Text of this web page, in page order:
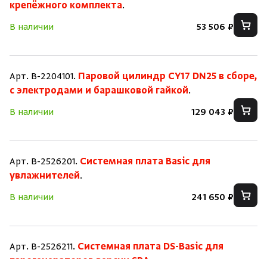
крепёжного комплекта.
В наличии
53 506 ₽
Арт. B-2204101. Паровой цилиндр CY17 DN25 в сборе,
с электродами и барашковой гайкой.
В наличии
129 043 ₽
Арт. B-2526201. Системная плата Basic для
увлажнителей.
В наличии
241 650 ₽
Арт. B-2526211. Системная плата DS-Basic для